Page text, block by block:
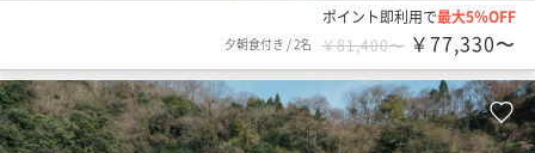
ポイント即利用で最大5％OFF
夕朝食付き /2名 ￥81,400〜 ￥77,330〜